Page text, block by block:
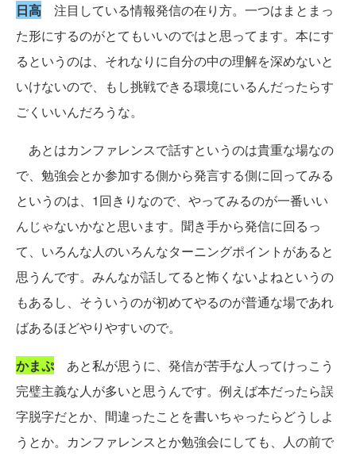
日高 注目している情報発信の在り方。一つはまとまっ
た形にするのがとてもいいのではと思ってます。本にす
るというのは、それなりに自分の中の理解を深めないと
いけないので、もし挑戦できる環境にいるんだったらす
ごくいいんだろうな。
あとはカンファレンスで話すというのは貴重な場なの
で、勉強会とか参加する側から発言する側に回ってみる
というのは、1回きりなので、やってみるのが一番いい
んじゃないかなと思います。聞き手から発信に回るっ
て、いろんな人のいろんなターニングポイントがあると
思うんです。みんなが話してると怖くないよねというの
もあるし、そういうのが初めてやるのが普通な場であれ
ばあるほどやりやすいので。
かまぷあと私が思うに、発信が苦手な人ってけっこう
完璧主義な人が多いと思うんです。例えば本だったら誤
字脱字だとか、間違ったことを書いちゃったらどうしよ
うとか。カンファレンスとか勉強会にしても、人の前で